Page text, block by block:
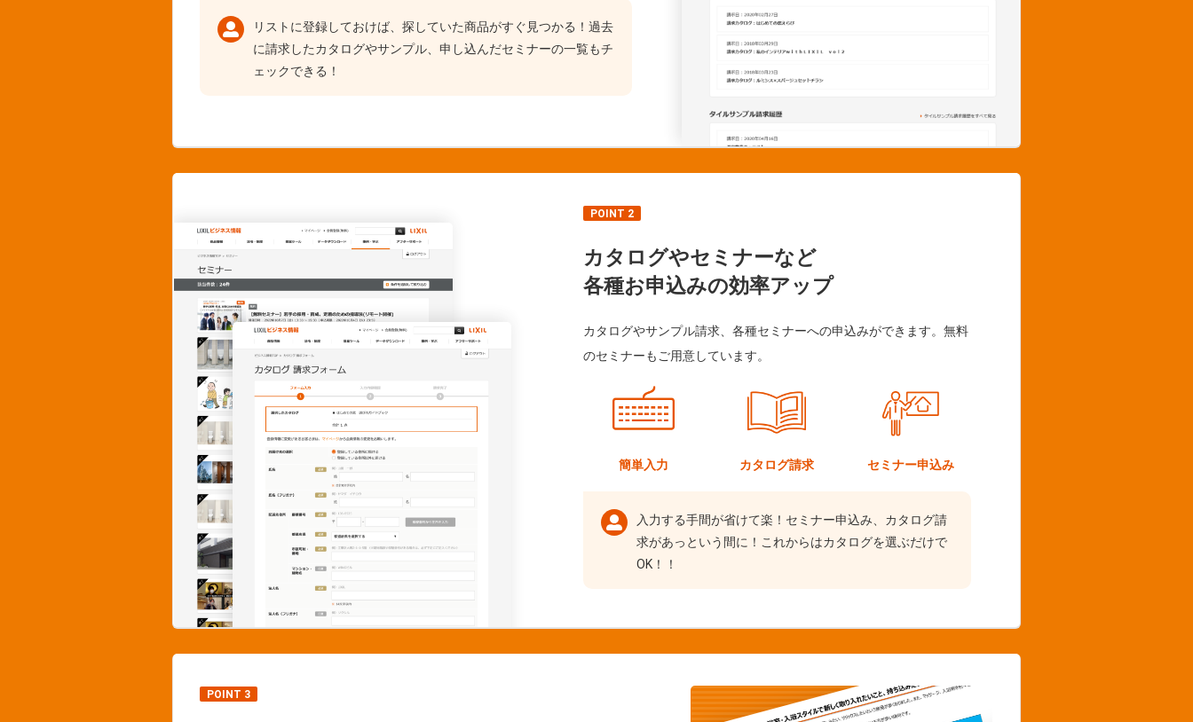
リストに登録しておけば、探していた商品がすぐ見つかる！過去
に請求したカタログやサンプル、申し込んだセミナーの一覧もチ
ェックできる！
POINT 2
カタログやセミナーなど
各種お申込みの効率アップ
カタログやサンプル請求、各種セミナーへの申込みができます。無料
のセミナーもご用意しています。
簡単入力 カタログ請求 セミナー申込み
入力する手間が省けて楽！セミナー申込み、カタログ請
求があっという間に！これからはカタログを選ぶだけで
OK！！
POINT 3